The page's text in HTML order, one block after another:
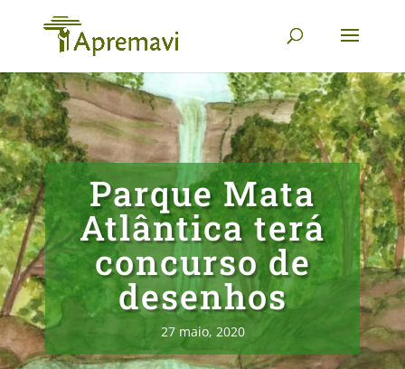
Parque Mata
Atlântica terá
concurso de
desenhos
27 maio, 2020